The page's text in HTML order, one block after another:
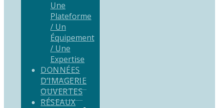
Une
Plateforme
/ Un
Équipement
/ Une
Expertise
DONNÉES
D’IMAGERIE
OUVERTES
RÉSEAUX